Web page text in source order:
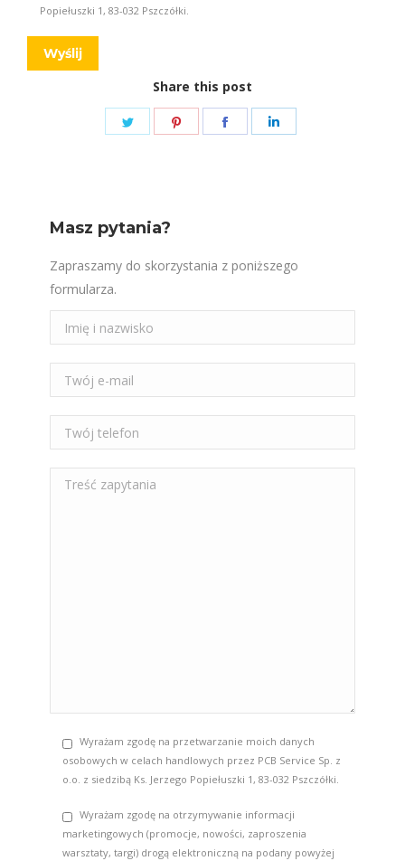
Popiełuszki 1, 83-032 Pszczółki.
Share this post
Share
Share
Share
Masz pytania?
Zapraszamy do skorzystania z poniższego
formularza.
Wyrażam zgodę na przetwarzanie moich danych
osobowych w celach handlowych przez PCB Service Sp. z
o.o. z siedzibą Ks. Jerzego Popiełuszki 1, 83-032 Pszczółki.
Wyrażam zgodę na otrzymywanie informacji
marketingowych (promocje, nowości, zaproszenia
warsztaty, targi) drogą elektroniczną na podany powyżej